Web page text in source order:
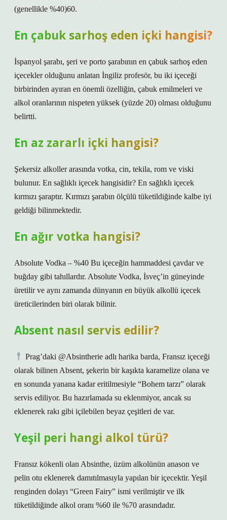
(genellikle %40)60.
En çabuk sarhoş eden içki hangisi?
İspanyol şarabı, şeri ve porto şarabının en çabuk sarhoş eden
içecekler olduğunu anlatan İngiliz profesör, bu iki içeceği
birbirinden ayıran en önemli özelliğin, çabuk emilmeleri ve
alkol oranlarının nispeten yüksek (yüzde 20) olması olduğunu
belirtti.
En az zararlı içki hangisi?
Şekersiz alkoller arasında votka, cin, tekila, rom ve viski
bulunur. En sağlıklı içecek hangisidir? En sağlıklı içecek
kırmızı şaraptır. Kırmızı şarabın ölçülü tüketildiğinde kalbe iyi
geldiği bilinmektedir.
En ağır votka hangisi?
Absolute Vodka – %40 Bu içeceğin hammaddesi çavdar ve
buğday gibi tahıllardır. Absolute Vodka, İsveç’in güneyinde
üretilir ve aynı zamanda dünyanın en büyük alkollü içecek
üreticilerinden biri olarak bilinir.
Absent nasıl servis edilir?
Prag’daki @Absintherie adlı harika barda, Fransız içeceği
olarak bilinen Absent, şekerin bir kaşıkta karamelize olana ve
en sonunda yanana kadar eritilmesiyle “Bohem tarzı” olarak
servis ediliyor. Bu hazırlamada su eklenmiyor, ancak su
eklenerek rakı gibi içilebilen beyaz çeşitleri de var.
Yeşil peri hangi alkol türü?
Fransız kökenli olan Absinthe, üzüm alkolünün anason ve
pelin otu eklenerek damıtılmasıyla yapılan bir içecektir. Yeşil
renginden dolayı “Green Fairy” ismi verilmiştir ve ilk
tüketildiğinde alkol oranı %60 ile %70 arasındadır.